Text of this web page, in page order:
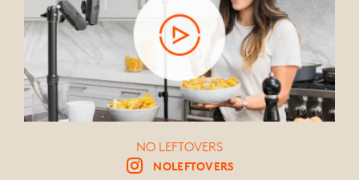
NO LEFTOVERS
NOLEFTOVERS